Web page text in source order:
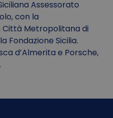
Assessorato
con la
Metropolitana di
Fondazione Sicilia.
d’Almerita e Porsche,